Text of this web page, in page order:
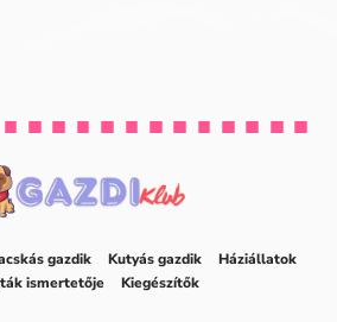
gazdik Kutyás gazdik
Háziállatok
ismertetője
Kiegészítők